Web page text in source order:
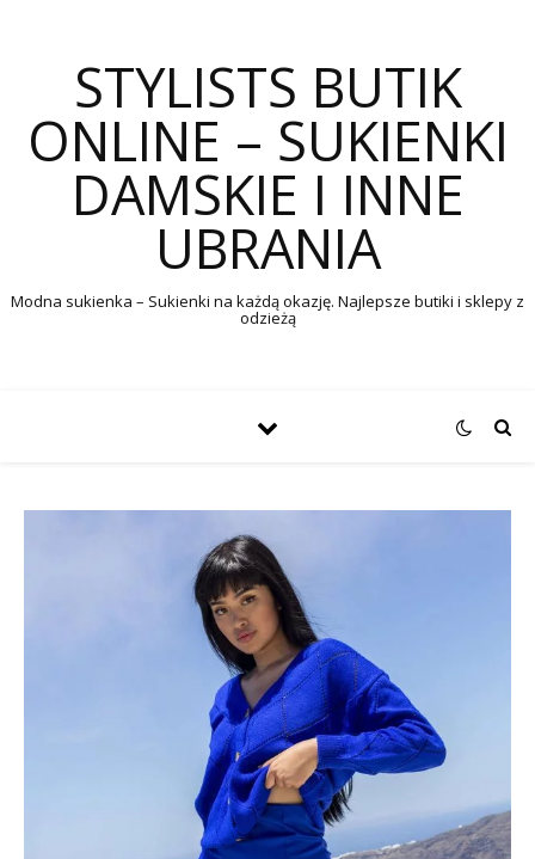
STYLISTS BUTIK
ONLINE – SUKIENKI
DAMSKIE I INNE
UBRANIA
Modna sukienka – Sukienki na każdą okazję. Najlepsze butiki i sklepy z
odzieżą